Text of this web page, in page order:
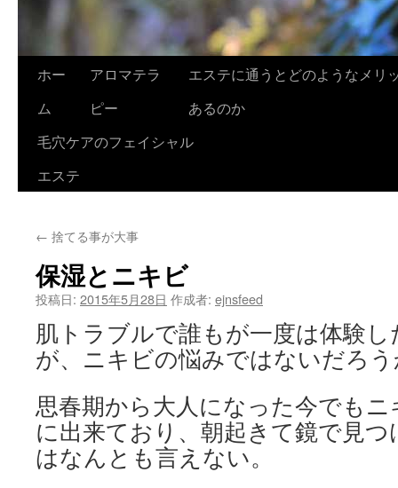
テ
へ
ス
キ
ッ
プ
ホー
ム
アロマテラ
ピー
エステに通うとどのようなメリ
あるのか
毛穴ケアのフェイシャル
エステ
← 捨てる事が大事
保湿とニキビ
投稿日: 2015年5月28日 作成者: ejnsfeed
肌トラブルで誰もが一度は体験
が、ニキビの悩みではないだろ
思春期から大人になった今でも
に出来ており、朝起きて鏡で見
はなんとも言えない。